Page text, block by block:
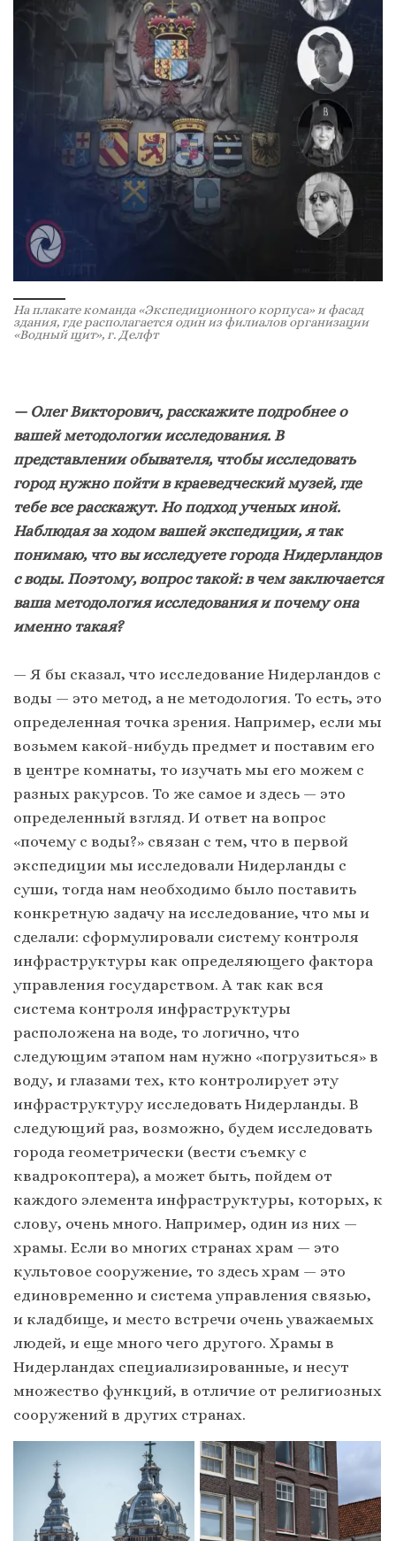
На плакате команда «Экспедиционного корпуса» и фасад
здания, где располагается один из филиалов организации
«Водный щит», г. Делфт
— Олег Викторович, расскажите подробнее о
вашей методологии исследования. В
представлении обывателя, чтобы исследовать
город нужно пойти в краеведческий музей, где
тебе все расскажут. Но подход ученых иной.
Наблюдая за ходом вашей экспедиции, я так
понимаю, что вы исследуете города Нидерландов
с воды. Поэтому, вопрос такой: в чем заключается
ваша методология исследования и почему она
именно такая?
— Я бы сказал, что исследование Нидерландов с
воды — это метод, а не методология. То есть, это
определенная точка зрения. Например, если мы
возьмем какой-нибудь предмет и поставим его
в центре комнаты, то изучать мы его можем с
разных ракурсов. То же самое и здесь — это
определенный взгляд. И ответ на вопрос
«почему с воды?» связан с тем, что в первой
экспедиции мы исследовали Нидерланды с
суши, тогда нам необходимо было поставить
конкретную задачу на исследование, что мы и
сделали: сформулировали систему контроля
инфраструктуры как определяющего фактора
управления государством. А так как вся
система контроля инфраструктуры
расположена на воде, то логично, что
следующим этапом нам нужно «погрузиться» в
воду, и глазами тех, кто контролирует эту
инфраструктуру исследовать Нидерланды. В
следующий раз, возможно, будем исследовать
города геометрически (вести съемку с
квадрокоптера), а может быть, пойдем от
каждого элемента инфраструктуры, которых, к
слову, очень много. Например, один из них —
храмы. Если во многих странах храм — это
культовое сооружение, то здесь храм — это
единовременно и система управления связью,
и кладбище, и место встречи очень уважаемых
людей, и еще много чего другого. Храмы в
Нидерландах специализированные, и несут
множество функций, в отличие от религиозных
сооружений в других странах.